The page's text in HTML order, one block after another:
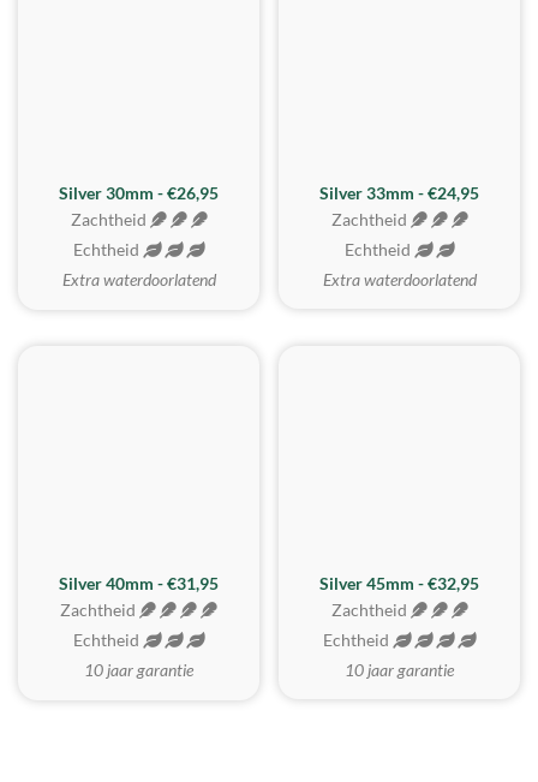
Silver 30mm - €26,95
Zachtheid
Echtheid
Extra waterdoorlatend
Silver 33mm - €24,95
Zachtheid
Echtheid
Extra waterdoorlatend
Silver 40mm - €31,95
Zachtheid
Echtheid
10 jaar garantie
MEEST GEKOZEN
Silver 45mm - €32,95
Zachtheid
Echtheid
10 jaar garantie